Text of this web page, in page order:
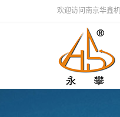
欢迎访问南京华鑫